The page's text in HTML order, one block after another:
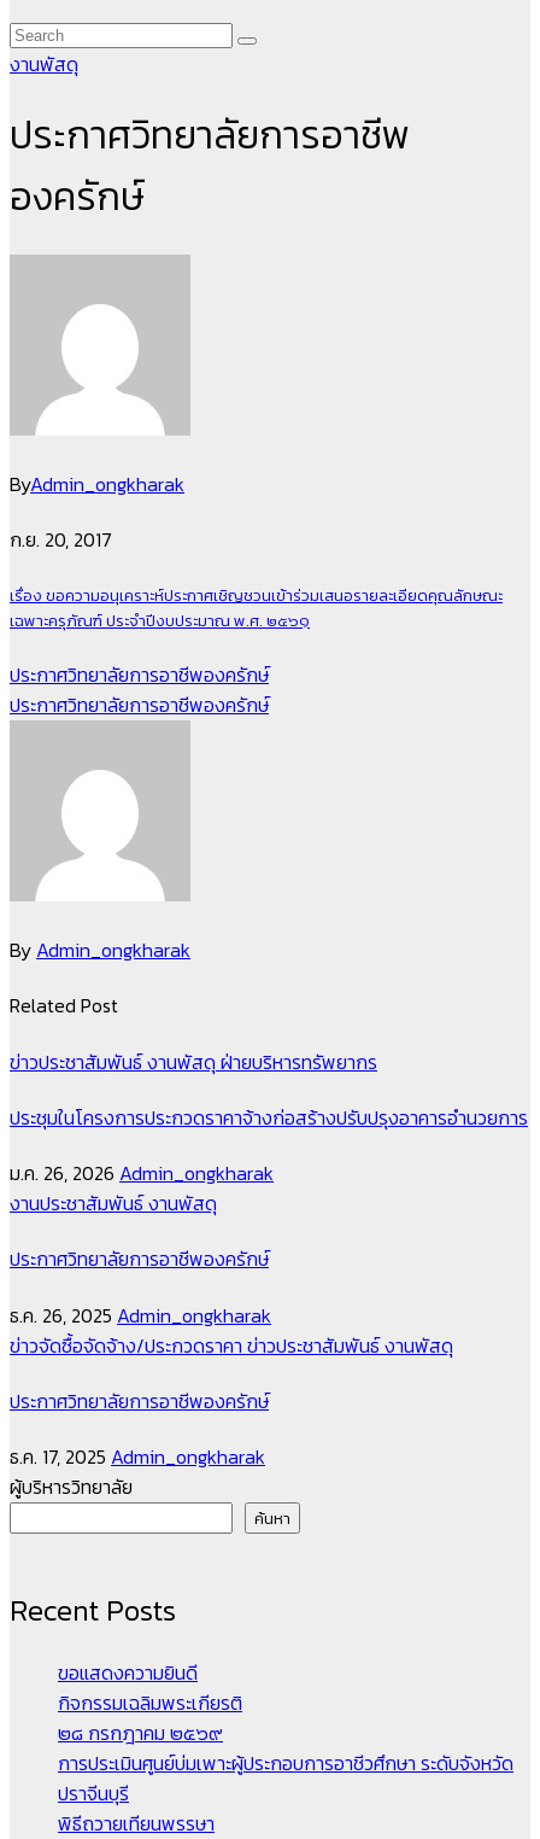
งานพัสดุ
ประกาศวิทยาลัยการอาชีพ
องครักษ์
ByAdmin_ongkharak
ก.ย. 20, 2017
เรื่อง ขอความอนุเคราะห์ประกาศเชิญชวนเข้าร่วมเสนอรายละเอียดคุณลักษณะ
เฉพาะครุภัณฑ์ ประจำปีงบประมาณ พ.ศ. ๒๕๖๑
แนะแนว
เรื่อง
ประกาศวิทยาลัยการอาชีพองครักษ์
ประกาศวิทยาลัยการอาชีพองครักษ์
By Admin_ongkharak
Related Post
ข่าวประชาสัมพันธ์งานพัสดุ ฝ่ายบริหารทรัพยากร
ประชุมในโครงการประกวดราคาจ้างก่อสร้างปรับปรุงอาคารอำนวยการ
ม.ค. 26, 2026 Admin_ongkharak
งานประชาสัมพันธ์งานพัสดุ
ประกาศวิทยาลัยการอาชีพองครักษ์
ธ.ค. 26, 2025 Admin_ongkharak
ข่าวจัดซื้อจัดจ้าง/ประกวดราคา ข่าวประชาสัมพันธ์งานพัสดุ
ประกาศวิทยาลัยการอาชีพองครักษ์
ธ.ค. 17, 2025 Admin_ongkharak
ผู้บริหารวิทยาลัย
ค้นหา
Recent Posts
ขอแสดงความยินดี
กิจกรรมเฉลิมพระเกียรติ
๒๘ กรกฎาคม ๒๕๖๙
การประเมินศูนย์บ่มเพาะผู้ประกอบการอาชีวศึกษา ระดับจังหวัด
ปราจีนบุรี
พิธีถวายเทียนพรรษา